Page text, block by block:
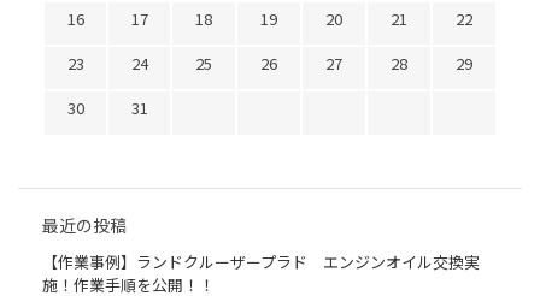
16
17 18 19 20 21
22
23
24 25 26 27 28
29
30
31
最近の投稿
【作業事例】ランドクルーザープラド エンジンオイル交換実
施！作業手順を公開！！